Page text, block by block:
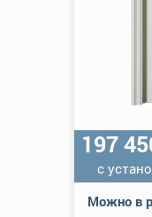
197
с
Можно в